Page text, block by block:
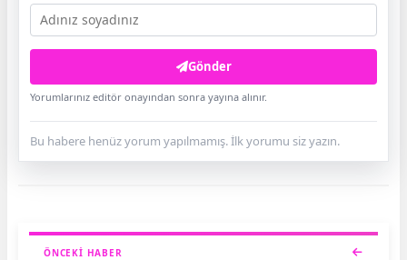
Gönder
Yorumlarınız editör onayından sonra yayına alınır.
Bu habere henüz yorum yapılmamış. İlk yorumu siz yazın.
ÖNCEKI HABER